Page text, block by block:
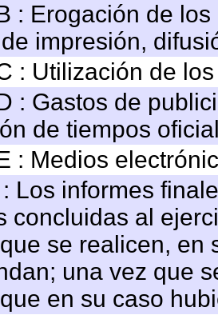
: Erogación de
impresión,
: Utilización de
: Gastos de
de tiempos
: Medios
Los informes
concluidas al
se realicen, en
una vez que
en su caso